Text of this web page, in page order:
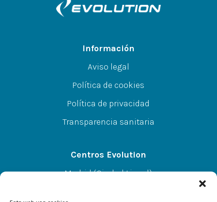
Información
Aviso legal
Política de cookies
Política de privacidad
Transparencia sanitaria
Centros Evolution
Madrid (Ciudad Lineal)